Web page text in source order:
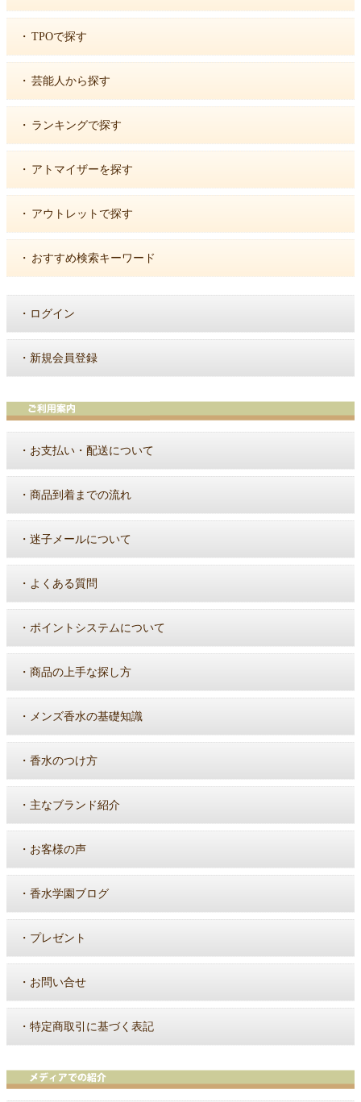
・ TPOで探す
・ 芸能人から探す
・ ランキングで探す
・ アトマイザーを探す
・ アウトレットで探す
・ おすすめ検索キーワード
・ ログイン
・ 新規会員登録
・ お支払い・配送について
・ 商品到着までの流れ
・ 迷子メールについて
・ よくある質問
・ ポイントシステムについて
・ 商品の上手な探し方
・ メンズ香水の基礎知識
・ 香水のつけ方
・ 主なブランド紹介
・ お客様の声
・ 香水学園ブログ
・ プレゼント
・ お問い合せ
・ 特定商取引に基づく表記